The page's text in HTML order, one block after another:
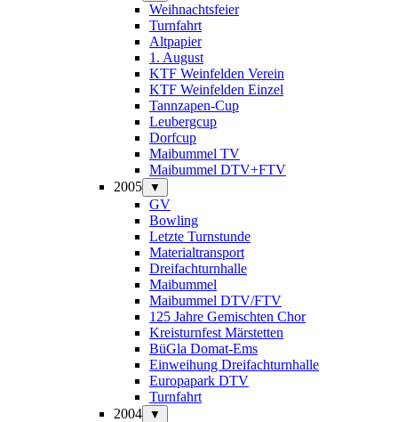
Weihnachtsfeier
Turnfahrt
Altpapier
1. August
KTF Weinfelden Verein
KTF Weinfelden Einzel
Tannzapen-Cup
Leubergcup
Dorfcup
Maibummel TV
Maibummel DTV+FTV
2005
▼
GV
Bowling
Letzte Turnstunde
Materialtransport
Dreifachturnhalle
Maibummel
Maibummel DTV/FTV
125 Jahre Gemischten Chor
Kreisturnfest Märstetten
BüGla Domat-Ems
Einweihung Dreifachturnhalle
Europapark DTV
Turnfahrt
2004
▼